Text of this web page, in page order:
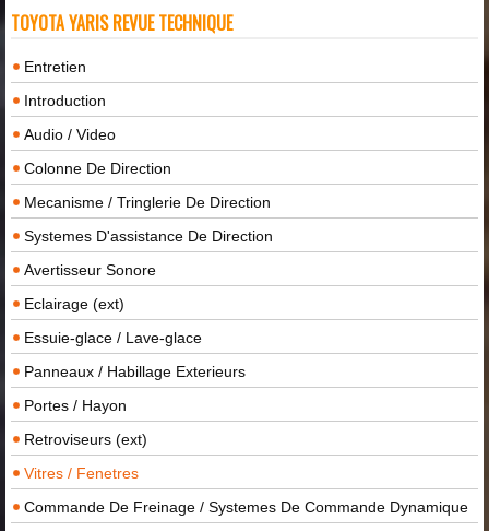
TOYOTA YARIS REVUE TECHNIQUE
Entretien
Introduction
Audio / Video
Colonne De Direction
Mecanisme / Tringlerie De Direction
Systemes D'assistance De Direction
Avertisseur Sonore
Eclairage (ext)
Essuie-glace / Lave-glace
Panneaux / Habillage Exterieurs
Portes / Hayon
Retroviseurs (ext)
Vitres / Fenetres
Commande De Freinage / Systemes De Commande Dynamique